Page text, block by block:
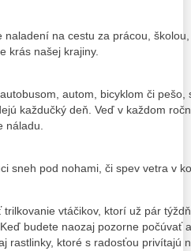
naladení na cestu za prácou,
krás našej krajiny.
autom, bicyklom či pešo,
každučký deň. Veď v každom
náladu.
sneh pod nohami, či spev vetra v
vtáčikov, ktorí už pár
budete naozaj pozorne počúvať
rastlinky, ktoré s radosťou privítajú